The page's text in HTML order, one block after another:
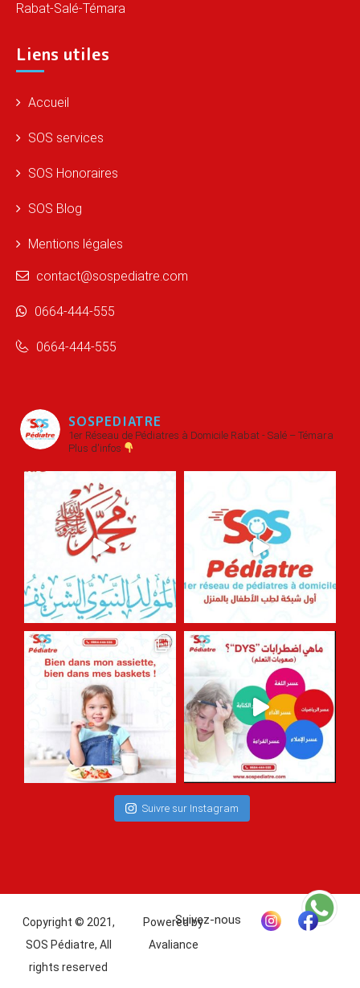
Rabat-Salé-Témara
Liens utiles
Accueil
SOS services
SOS Honoraires
SOS Blog
Mentions légales
contact@sospediatre.com
0664-444-555
0664-444-555
SOSPEDIATRE
1er Réseau de Pédiatres à Domicile Rabat - Salé – Témara
Plus d'infos
Suivre sur Instagram
Copyright © 2021,
SOS Pédiatre, All
rights reserved
Powered by
Avaliance